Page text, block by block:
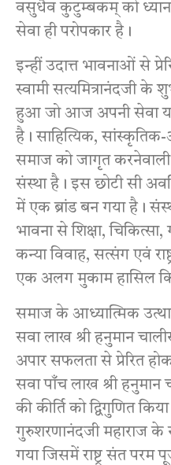
वसुधैव कुटुम्बकम्‌ को ध्यान
सेवा ही परोपकार है।
इन्हीं उदात्त भावनाओं से
स्वामी सत्यमित्रानंदजी के
हुआ जो आज अपनी सेवा
है। साहित्यिक,
समाज को जागृत
संस्था है। इस छोटी सी
में एक ब्रांड बन गया है।
भावना से शिक्षा,
कन्या विवाह, सत्संग एवं
एक अलग मुकाम हासिल
समाज के आध्यात्मिक
सवा लाख श्री हनुमान
अपार सफलता से प्रेरित
सवा पाँच लाख श्री हनुमान
की कीर्ति को द्विगुणित
गुरुशरणानंदजी महाराज के
गया जिसमें राष्ट्र संत परम